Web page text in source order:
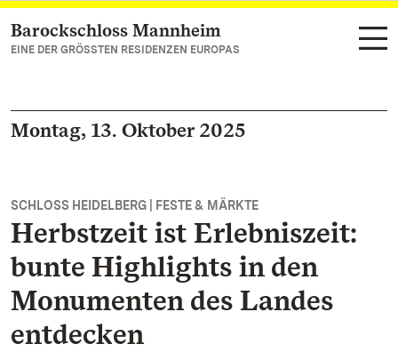
Zum Hauptinhalt springen
Barockschloss Mannheim
EINE DER GRÖSSTEN RESIDENZEN EUROPAS
Montag, 13. Oktober 2025
SCHLOSS HEIDELBERG | FESTE & MÄRKTE
Herbstzeit ist Erlebniszeit:
bunte Highlights in den
Monumenten des Landes
entdecken